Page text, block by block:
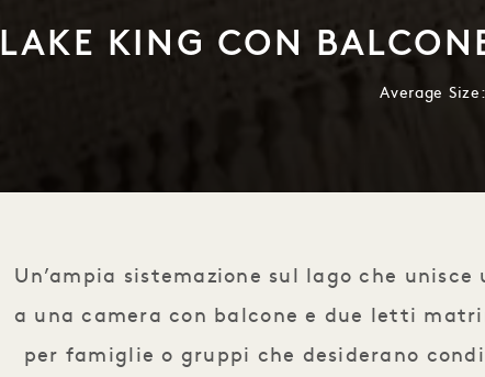
LAKE KING CON
Average
Un’ampia sistemazione sul lago che
a una camera con balcone e due letti
per famiglie o gruppi che desiderano